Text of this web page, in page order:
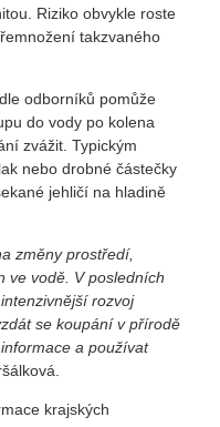
Riziko obvykle roste
takzvaného
odborníků pomůže
do vody po kolena
zvážit. Typickým
nebo drobné částečky
jehličí na hladině
změny prostředí,
ve vodě. V posledních
rozvoj
se koupání v přírodě
a používat
krajských